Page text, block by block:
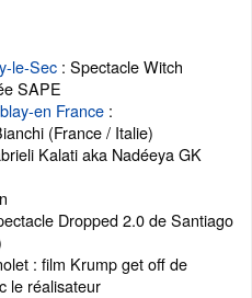
le-Sec : Spectacle Witch
SAPE
en France :
(France / Italie)
Kalati aka Nadéeya GK
Dropped 2.0 de Santiago
: film Krump get off de
le réalisateur